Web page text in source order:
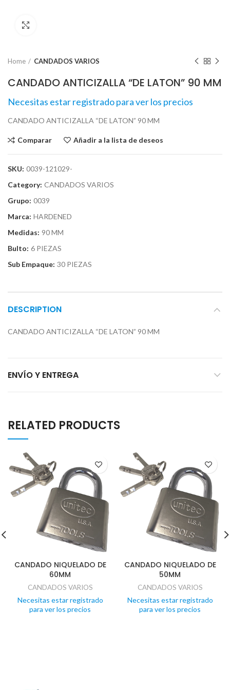
Home CANDADOS VARIOS
CANDADO ANTICIZALLA “DE LATON” 90 MM
Necesitas estar registrado para ver los precios
CANDADO ANTICIZALLA “DE LATON” 90 MM
Comparar Añadir a la lista de deseos
SKU: 0039-121029-
Category: CANDADOS VARIOS
Grupo: 0039
Marca: HARDENED
Medidas: 90 MM
Bulto: 6 PIEZAS
Sub Empaque: 30 PIEZAS
DESCRIPTION
CANDADO ANTICIZALLA “DE LATON” 90 MM
ENVÍO Y ENTREGA
RELATED PRODUCTS
CANDADO NIQUELADO DE
60MM
CANDADOS VARIOS
Necesitas estar registrado
para ver los precios
CANDADO NIQUELADO DE
50MM
CANDADOS VARIOS
Necesitas estar registrado
para ver los precios